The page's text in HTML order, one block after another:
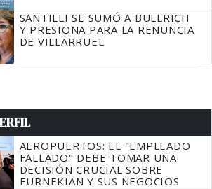
SANTILLI SE SUMÓ A BULLRICH
Y PRESIONA PARA LA RENUNCIA
DE VILLARRUEL
AEROPUERTOS: EL "EMPLEADO
FALLADO" DEBE TOMAR UNA
DECISIÓN CRUCIAL SOBRE
EURNEKIAN Y SUS NEGOCIOS